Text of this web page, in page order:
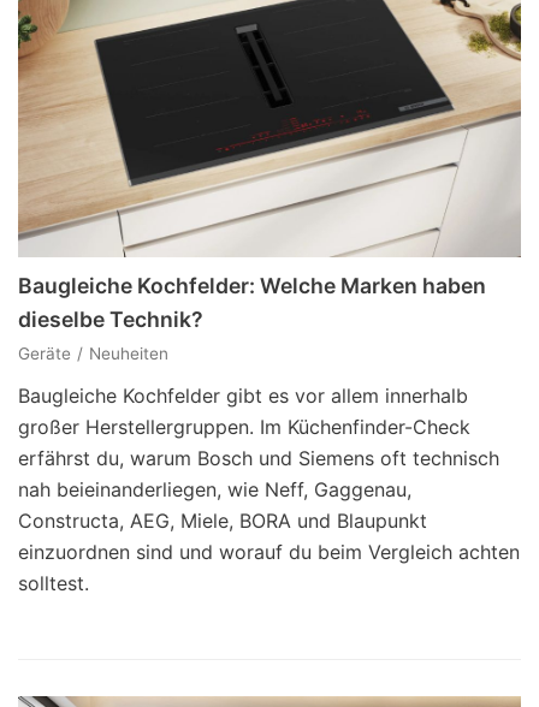
Baugleiche Kochfelder: Welche Marken haben
dieselbe Technik?
Geräte Neuheiten
Baugleiche Kochfelder gibt es vor allem innerhalb
großer Herstellergruppen. Im Küchenfinder-Check
erfährst du, warum Bosch und Siemens oft technisch
nah beieinanderliegen, wie Neff, Gaggenau,
Constructa, AEG, Miele, BORA und Blaupunkt
einzuordnen sind und worauf du beim Vergleich achten
solltest.